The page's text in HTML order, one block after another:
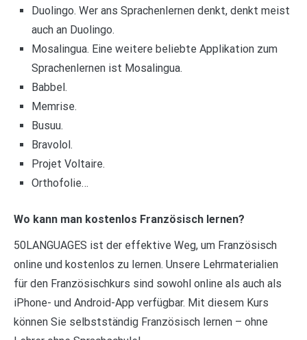
Duolingo. Wer ans Sprachenlernen denkt, denkt meist
auch an Duolingo.
Mosalingua. Eine weitere beliebte Applikation zum
Sprachenlernen ist Mosalingua.
Babbel.
Memrise.
Busuu.
Bravolol.
Projet Voltaire.
Orthofolie…
Wo kann man kostenlos Französisch lernen?
50LANGUAGES ist der effektive Weg, um Französisch
online und kostenlos zu lernen. Unsere Lehrmaterialien
für den Französischkurs sind sowohl online als auch als
iPhone- und Android-App verfügbar. Mit diesem Kurs
können Sie selbstständig Französisch lernen – ohne